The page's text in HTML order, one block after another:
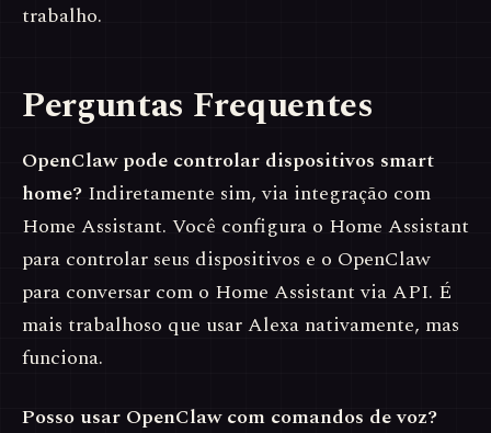
trabalho.
Perguntas Frequentes
OpenClaw pode controlar dispositivos smart
home? Indiretamente sim, via integração com
Home Assistant. Você configura o Home Assistant
para controlar seus dispositivos e o OpenClaw
para conversar com o Home Assistant via API. É
mais trabalhoso que usar Alexa nativamente, mas
funciona.
Posso usar OpenClaw com comandos de voz?